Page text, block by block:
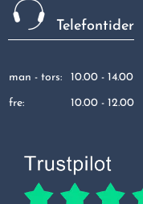
Telefontider
man - tors: 10.00 - 14.00
fre: 10.00 - 12.00